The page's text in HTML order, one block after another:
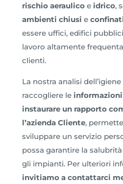
rischio aeraulicoe idrico,
ambienti chiusi e
essere uffici, edifici
lavoro altamente
clienti.
La nostra analisi
raccogliere le informazioni
instaurare un rapporto
l’azienda Cliente,
sviluppare un servizio
possa garantire la
gli impianti. Per ulteriori
invitiamo a contattarci